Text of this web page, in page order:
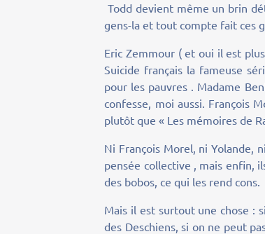
Todd devient même un brin
gens-la et tout compte fait ces
Eric Zemmour ( et oui il est
Suicide français la fameuse
pour les pauvres . Madame
confesse, moi aussi. François
plutôt que « Les mémoires de
Ni François Morel, ni Yolande,
pensée collective , mais enfin,
des bobos, ce qui les rend cons.
Mais il est surtout une chose :
des Deschiens, si on ne peut